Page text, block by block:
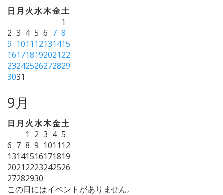
日 月 火水木金土
1
2 3 4 5 6 7 8
9 1011 12131415
16171819202122
23242526272829
3031
9月
日 月 火水木金土
1 2 3 4 5
6 7 8 9 1011 12
13141516171819
20212223242526
27282930
この日にはイベントがありません。